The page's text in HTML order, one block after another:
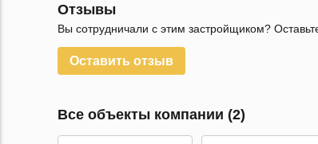
Отзывы
Вы сотрудничали с этим застройщиком?
Оставить отзыв
Все объекты компании (2)